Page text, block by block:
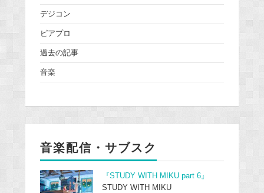
デジコン
ピアプロ
過去の記事
音楽
音楽配信・サブスク
『STUDY WITH MIKU part 6』
STUDY WITH MIKU